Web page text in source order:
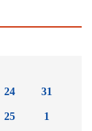
24
25
31
1